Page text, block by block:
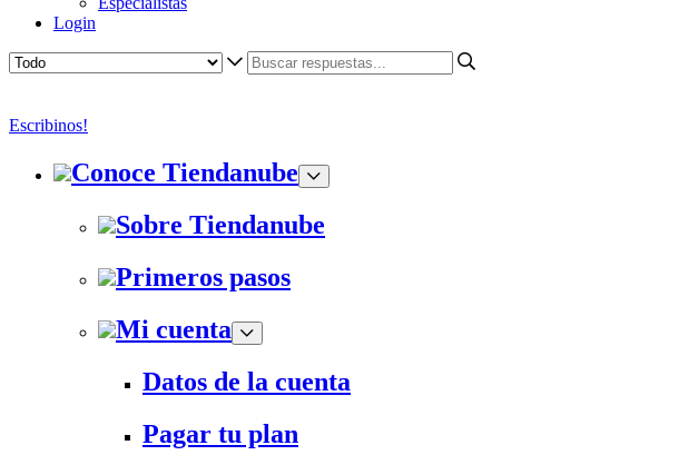
Login
Escribinos!
Conoce Tiendanube
Sobre Tiendanube
Primeros pasos
Mi cuenta
Datos de la cuenta
Pagar tu plan